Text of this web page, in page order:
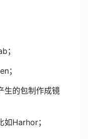
；
；
生的包制作成镜
Harhor；